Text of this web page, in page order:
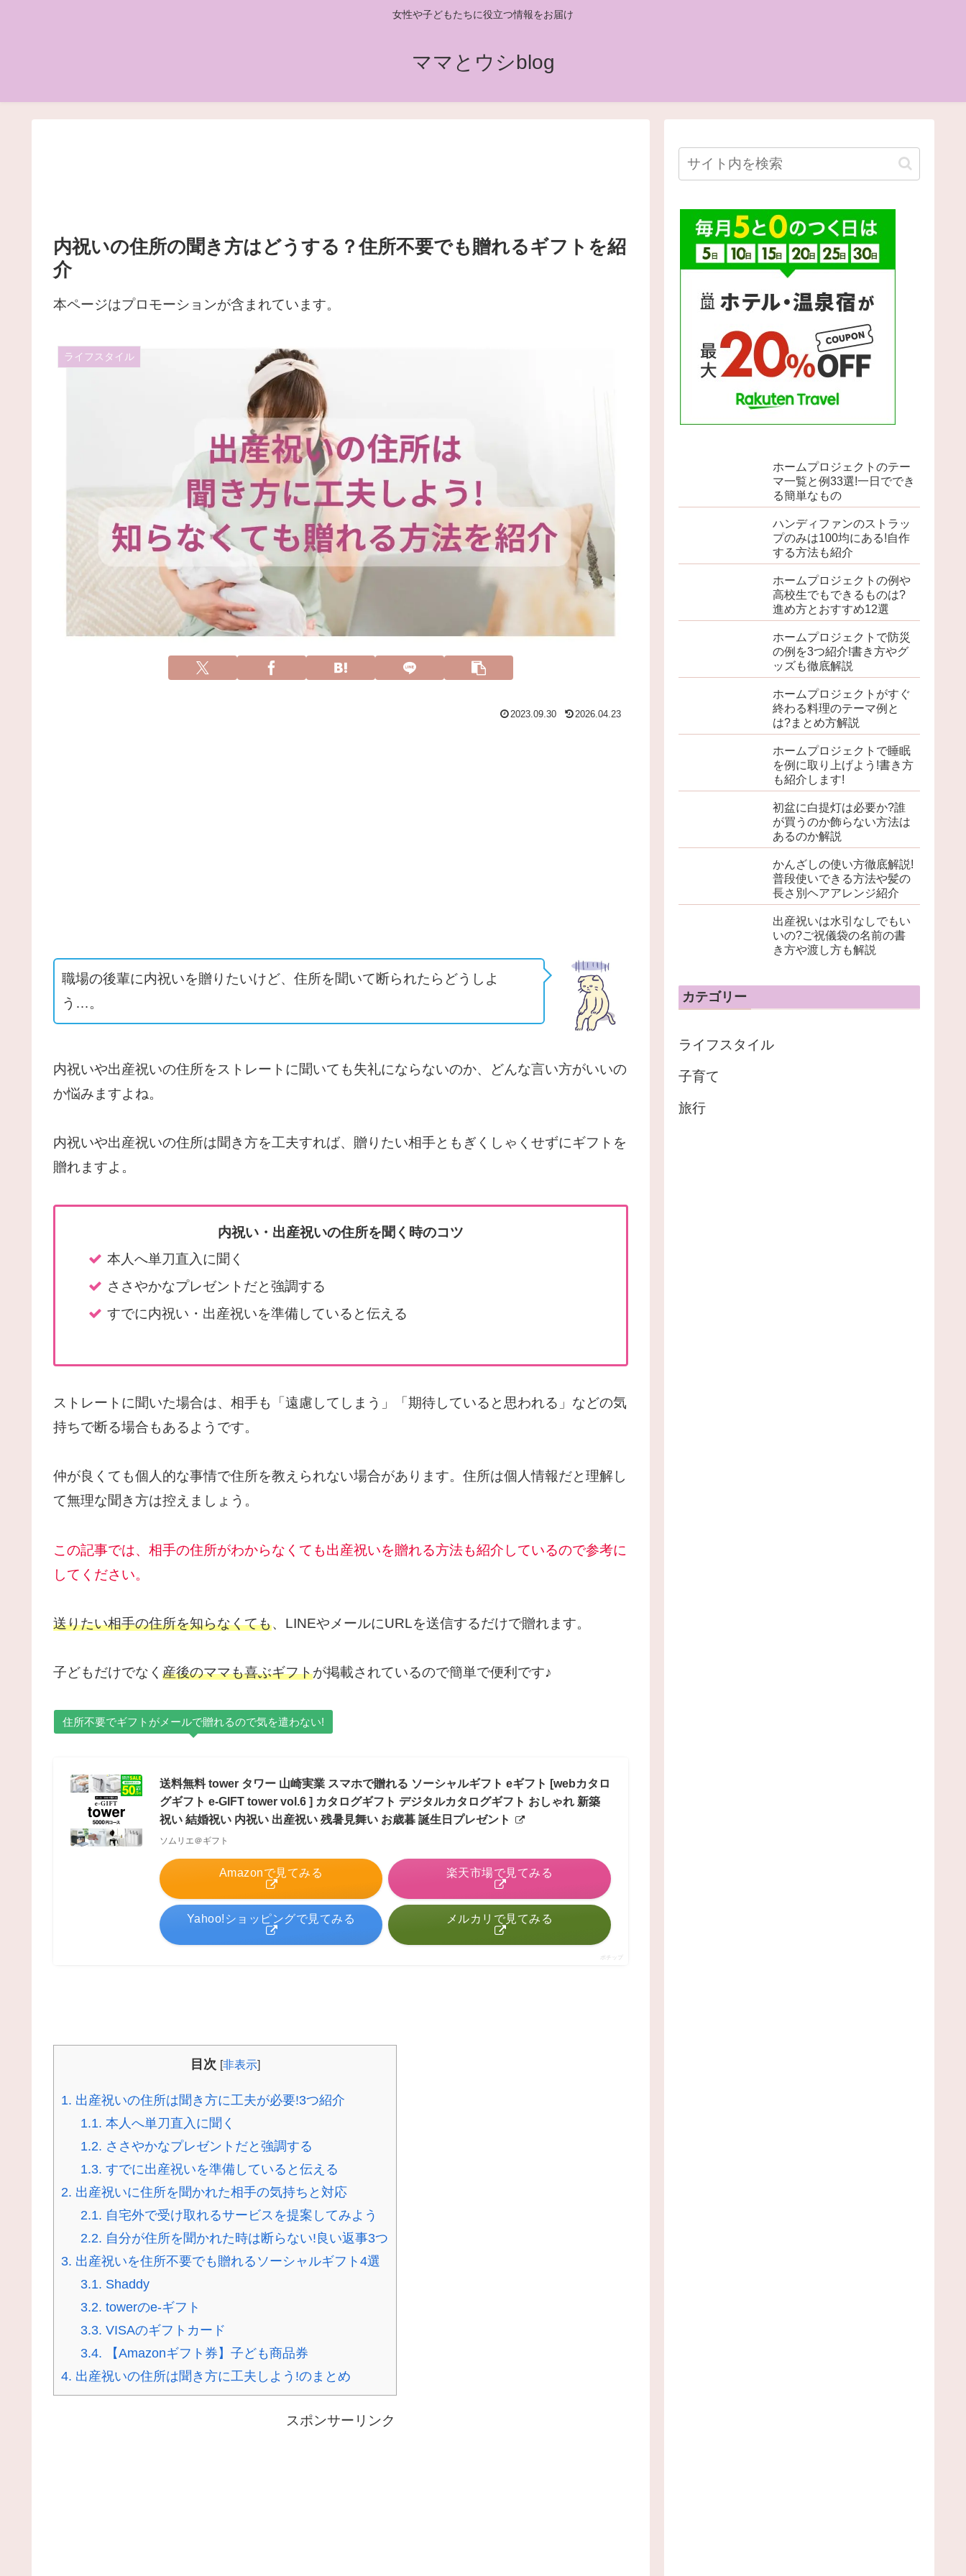
女性や子どもたちに役立つ情報をお届け
ママとウシblog
内祝いの住所の聞き方はどうする？住所不要でも贈れるギフトを紹
介
本ページはプロモーションが含まれています。
ライフスタイル
2023.09.30 2026.04.23
職場の後輩に内祝いを贈りたいけど、住所を聞いて断られたらどうしよ
う…。
内祝いや出産祝いの住所をストレートに聞いても失礼にならないのか、どんな言い方がいいの
か悩みますよね。
内祝いや出産祝いの住所は聞き方を工夫すれば、贈りたい相手ともぎくしゃくせずにギフトを
贈れますよ。
内祝い・出産祝いの住所を聞く時のコツ
本人へ単刀直入に聞く
ささやかなプレゼントだと強調する
すでに内祝い・出産祝いを準備していると伝える
ストレートに聞いた場合は、相手も「遠慮してしまう」「期待していると思われる」などの気
持ちで断る場合もあるようです。
仲が良くても個人的な事情で住所を教えられない場合があります。住所は個人情報だと理解し
て無理な聞き方は控えましょう。
この記事では、相手の住所がわからなくても出産祝いを贈れる方法も紹介しているので参考に
してください。
送りたい相手の住所を知らなくても、LINEやメールにURLを送信するだけで贈れます。
子どもだけでなく 産後のママも喜ぶギフトが掲載されているので簡単で便利です♪
住所不要でギフトがメールで贈れるので気を遣わない!
送料無料 tower タワー 山崎実業 スマホで贈れる ソーシャルギフト eギフト [webカタロ
グギフト e-GIFT tower vol.6 ] カタログギフト デジタルカタログギフト おしゃれ 新築
祝い 結婚祝い 内祝い 出産祝い 残暑見舞い お歳暮 誕生日プレゼント
ソムリエ＠ギフト
Amazonで見てみる 楽天市場で見てみる
Yahoo!ショッピングで見てみる メルカリで見てみる
ポチップ
目次 [非表示]
1. 出産祝いの住所は聞き方に工夫が必要!3つ紹介
1.1. 本人へ単刀直入に聞く
1.2. ささやかなプレゼントだと強調する
1.3. すでに出産祝いを準備していると伝える
2. 出産祝いに住所を聞かれた相手の気持ちと対応
2.1. 自宅外で受け取れるサービスを提案してみよう
2.2. 自分が住所を聞かれた時は断らない!良い返事3つ
3. 出産祝いを住所不要でも贈れるソーシャルギフト4選
3.1. Shaddy
3.2. towerのe-ギフト
3.3. VISAのギフトカード
3.4. 【Amazonギフト券】子ども商品券
4. 出産祝いの住所は聞き方に工夫しよう!のまとめ
スポンサーリンク
ホームプロジェクトのテー
マ一覧と例33選!一日ででき
る簡単なもの
ハンディファンのストラッ
プのみは100均にある!自作
する方法も紹介
ホームプロジェクトの例や
高校生でもできるものは?
進め方とおすすめ12選
ホームプロジェクトで防災
の例を3つ紹介!書き方やグ
ッズも徹底解説
ホームプロジェクトがすぐ
終わる料理のテーマ例と
は?まとめ方解説
ホームプロジェクトで睡眠
を例に取り上げよう!書き方
も紹介します!
初盆に白提灯は必要か?誰
が買うのか飾らない方法は
あるのか解説
かんざしの使い方徹底解説!
普段使いできる方法や髪の
長さ別ヘアアレンジ紹介
出産祝いは水引なしでもい
いの?ご祝儀袋の名前の書
き方や渡し方も解説
カテゴリー
ライフスタイル
子育て
旅行